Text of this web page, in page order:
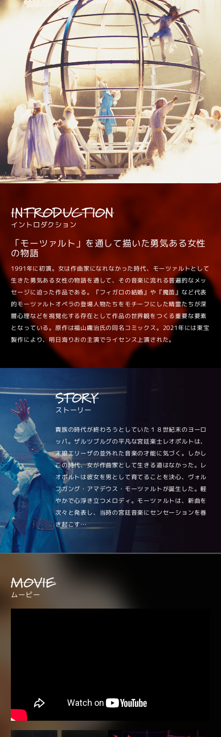
INTRODUCTION
イントロダクション
「モーツァルト」を通して描いた勇気ある女性
の物語
1991年に初演。女は作曲家になれなかった時代、モーツァルトとして
生きた勇気ある女性の物語を通して、その音楽に流れる普遍的なメッ
セージに迫った作品である。『フィガロの結婚』や『魔笛』など代表
的モーツァルトオペラの登場人物たちをモチーフにした精霊たちが深
層心理などを視覚化する存在として作品の世界観をつくる重要な要素
となっている。原作は福山庸治氏の同名コミックス。2021年には東宝
製作により、明日海りおの主演でライセンス上演された。
STORY
ストーリー
貴族の時代が終わろうとしていた１８世紀末のヨーロ
ッパ。ザルツブルグの平凡な宮廷楽士レオポルトは、
末娘エリーザの並外れた音楽の才能に気づく。しかし
この時代、女が作曲家として生きる道はなかった。レ
オポルトは彼女を男として育てることを決心、ヴォル
フガング・アマデウス・モーツァルトが誕生した。軽
やかで心浮き立つメロディ。モーツァルトは、新曲を
次々と発表し、当時の宮廷音楽にセンセーションを巻
き起こす…
MOVIE
ムービー